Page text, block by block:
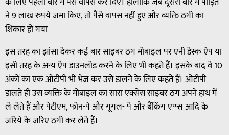
ने 9 लाख रुपये जमा किए, तो पैसे वापस नहीं हुए और व्यक्ति ठगी का
शिकार हो गया
इस तरह का झांसा देकर कई बार साइबर ठग मोबाइल पर एनी डेस्क ऐप या
इसी तरह के अन्य ऐप डाउनलोड करने के लिए भी कहते हैं। इसके बाद वे 10
अंकों का एक ओटीपी भी भेज कर उसे डालने के लिए कहते हैं। ओटीपी
डालते ही उस व्यक्ति के मोबाइल का सारा एक्सेस साइबर ठग अपने हाथ में
ले लेते हैं और पेटीएम, फोन-पे और गूगल- पे और बैंकिंग एप्प्स आदि के
जरिये के जरिए ठगी कर लेते हैं।